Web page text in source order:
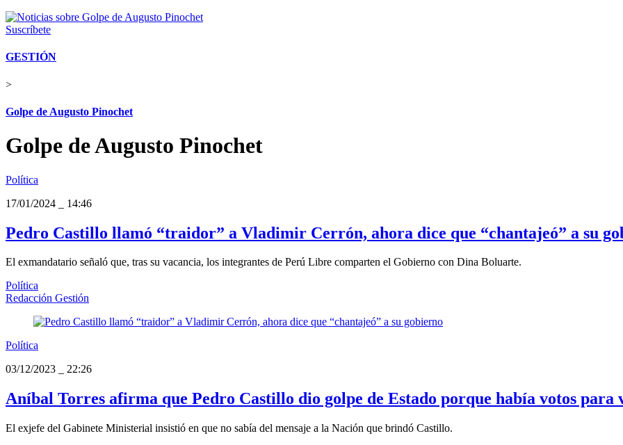
Suscríbete
GESTIÓN
>
Golpe de Augusto Pinochet
Golpe de Augusto Pinochet
Política
17/01/2024
14:46
Pedro Castillo llamó “traidor” a Vladimir Cerrón, ahora dice que “chantajeó” a su
El exmandatario señaló que, tras su vacancia, los integrantes de Perú Libre comparten el Gobierno con Dina Boluarte.
Política
Redacción Gestión
Política
03/12/2023
22:26
Aníbal Torres afirma que Pedro Castillo dio golpe de Estado porque había votos para
El exjefe del Gabinete Ministerial insistió en que no sabía del mensaje a la Nación que brindó Castillo.